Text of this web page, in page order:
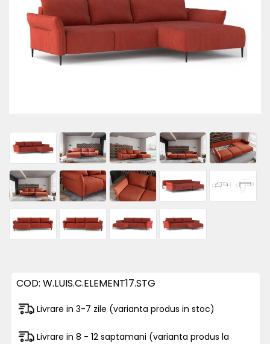
COD:W.LUIS.C.ELEMENT17.STG
Livrare in 3-7 zile (varianta produs in stoc)
Livrare in 8 - 12 saptamani (varianta produs la